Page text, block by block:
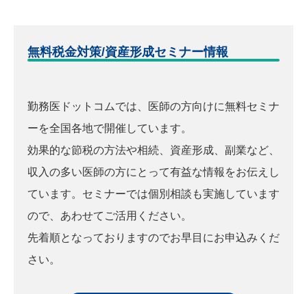
無料税金対策/資産形成セミナー情報
勤務医ドットコムでは、医師の方向けに無料セミナ
ーを全国各地で開催しています。
効果的な節税の方法や相続、資産形成、副業など、
収入の多い医師の方にとって有益な情報をお伝えし
ています。セミナーでは個別相談も実施しています
ので、あわせてご活用ください。
先着順となっておりますのでお早目にお申込みくだ
さい。